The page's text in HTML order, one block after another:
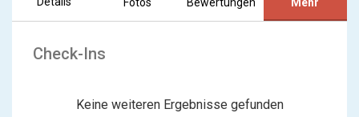
Check-Ins
Keine weiteren Ergebnisse gefunden